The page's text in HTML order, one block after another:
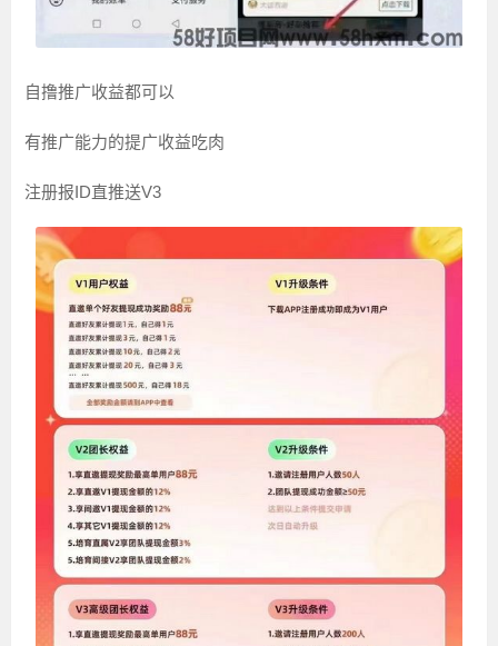
自撸推广收益都可以
有推广能力的提广收益吃肉
注册报ID直推送V3